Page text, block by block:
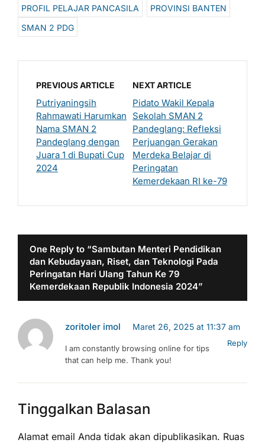
PROFIL PELAJAR PANCASILA
PROVINSI BANTEN
SMAN 2 PDG
PREVIOUS ARTICLE
Putriyaningsih
Rahmawati Harumkan
Nama SMAN 2
Pandeglang dengan
Juara 1 di Bupati Cup
2024
NEXT ARTICLE
Pidato Wakil Kepala
Sekolah SMAN 2
Pandeglang: Refleksi
Perjuangan Gerakan
Merdeka Belajar di
Peringatan
Kemerdekaan RI ke-79
One Reply to “Sambutan Menteri Pendidikan
dan Kebudayaan, Riset, dan Teknologi Pada
Peringatan Hari Ulang Tahun Ke 79
Kemerdekaan Republik Indonesia 2024”
zoritoler imol Maret 26, 2025 at 11:37 am
Reply
I am constantly browsing online for tips
that can help me. Thank you!
Tinggalkan Balasan
Alamat email Anda tidak akan dipublikasikan. Ruas